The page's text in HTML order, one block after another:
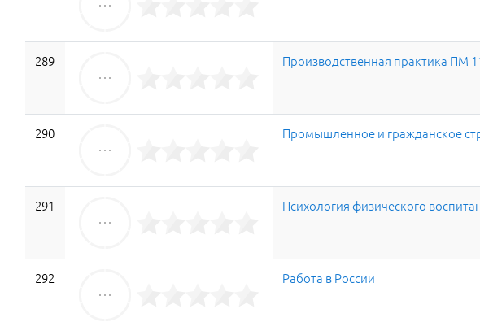
289 Производственная практика ПМ
290 Промышленное и гражданское
291 Психология физического
292 Работа в России